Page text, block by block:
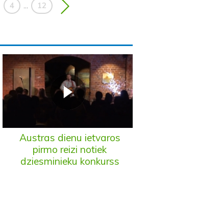
4 12
Austras dienu ietvaros
pirmo reizi notiek
dziesminieku konkurss